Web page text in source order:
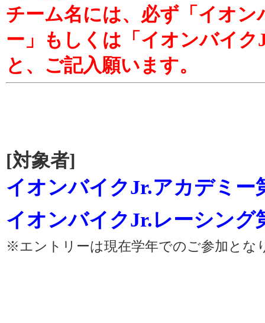
チーム名には、必ず「イオ
ー」もしくは「イオンバイク
と、ご記入願います。
[対象者]
イオンバイクJr.アカデミー
イオンバイクJr.レーシング
※エントリーは現在学年でのご参加とな